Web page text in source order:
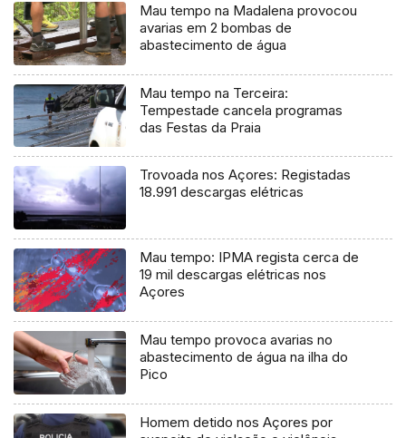
Mau tempo na Madalena provocou
avarias em 2 bombas de
abastecimento de água
Mau tempo na Terceira:
Tempestade cancela programas
das Festas da Praia
Trovoada nos Açores: Registadas
18.991 descargas elétricas
Mau tempo: IPMA regista cerca de
19 mil descargas elétricas nos
Açores
Mau tempo provoca avarias no
abastecimento de água na ilha do
Pico
Homem detido nos Açores por